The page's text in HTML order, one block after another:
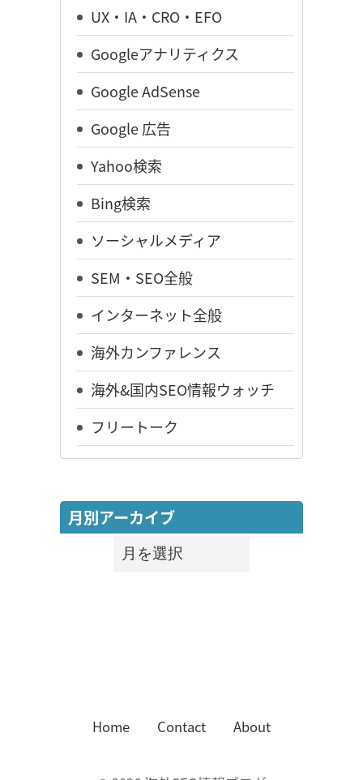
UX・IA・CRO・EFO
Googleアナリティクス
Google AdSense
Google 広告
Yahoo検索
Bing検索
ソーシャルメディア
SEM・SEO全般
インターネット全般
海外カンファレンス
海外&国内SEO情報ウォッチ
フリートーク
月別アーカイブ
月
別
Home Contact About